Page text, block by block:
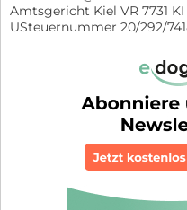
Amtsgericht Kiel VR 7731 KI
USteuernummer 20/292/